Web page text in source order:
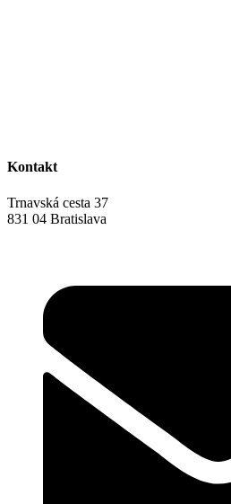
Kontakt
Trnavská cesta 37
831 04 Bratislava